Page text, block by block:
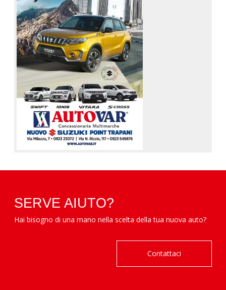
SERVE AIUTO?
Hai bisogno di una mano nella scelta della tua nuova auto?
Contattaci